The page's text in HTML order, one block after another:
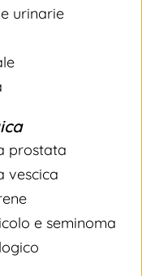
urinarie
prostata
vescica
e seminoma